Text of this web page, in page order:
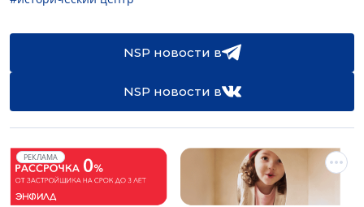
NSP новости в
NSP новости в
РЕКЛАМА